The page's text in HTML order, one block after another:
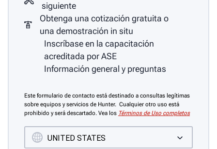
siguiente
Obtenga una cotización gratuita o
una demostración in situ
Inscríbase en la capacitación
acreditada por ASE
Información general y preguntas
Este formulario de contacto está destinado a consultas legítimas
sobre equipos y servicios de Hunter. Cualquier otro uso está
prohibido y será descartado. Vea los Términos de Uso completos